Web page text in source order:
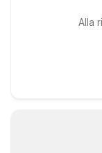
Alla